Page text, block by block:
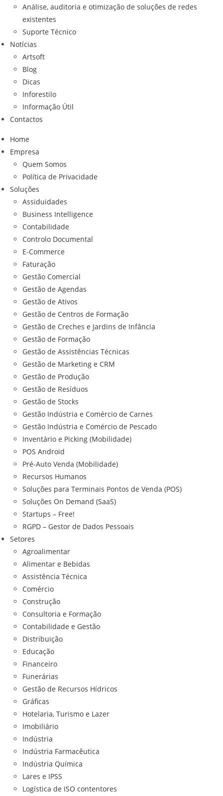
Análise, auditoria e otimização de soluções de redes
existentes
Suporte Técnico
Notícias
Artsoft
Blog
Dicas
Inforestilo
Informação Útil
Contactos
Home
Empresa
Quem Somos
Política de Privacidade
Soluções
Assiduidades
Business Intelligence
Contabilidade
Controlo Documental
E-Commerce
Faturação
Gestão Comercial
Gestão de Agendas
Gestão de Ativos
Gestão de Centros de Formação
Gestão de Creches e Jardins de Infância
Gestão de Formação
Gestão de Assistências Técnicas
Gestão de Marketing e CRM
Gestão de Produção
Gestão de Resíduos
Gestão de Stocks
Gestão Indústria e Comércio de Carnes
Gestão Indústria e Comércio de Pescado
Inventário e Picking (Mobilidade)
POS Android
Pré-Auto Venda (Mobilidade)
Recursos Humanos
Soluções para Terminais Pontos de Venda (POS)
Soluções On Demand (SaaS)
Startups – Free!
RGPD – Gestor de Dados Pessoais
Setores
Agroalimentar
Alimentar e Bebidas
Assistência Técnica
Comércio
Construção
Consultoria e Formação
Contabilidade e Gestão
Distribuição
Educação
Financeiro
Funerárias
Gestão de Recursos Hídricos
Gráficas
Hotelaria, Turismo e Lazer
Imobiliário
Indústria
Indústria Farmacêutica
Indústria Química
Lares e IPSS
Logística de ISO contentores